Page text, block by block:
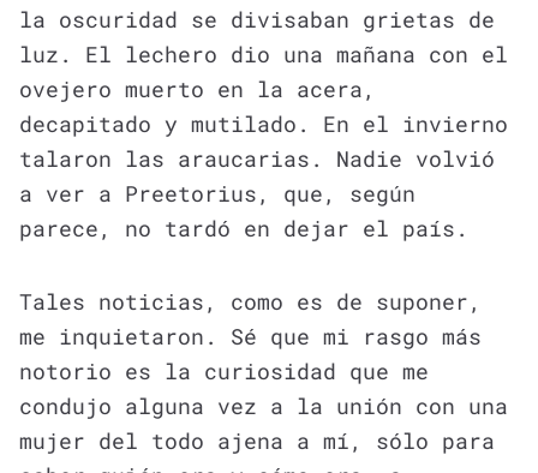
la oscuridad se divisaban grietas de
luz. El lechero dio una mañana con el
ovejero muerto en la acera,
decapitado y mutilado. En el invierno
talaron las araucarias. Nadie volvió
a ver a Preetorius, que, según
parece, no tardó en dejar el país.
Tales noticias, como es de suponer,
me inquietaron. Sé que mi rasgo más
notorio es la curiosidad que me
condujo alguna vez a la unión con una
mujer del todo ajena a mí, sólo para